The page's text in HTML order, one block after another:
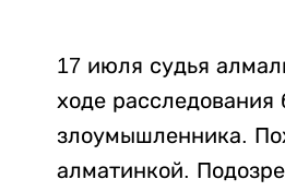
17 июля судья
ходе расследования
злоумышленника.
алматинкой.